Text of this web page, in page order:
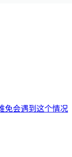
免会遇到这个情况